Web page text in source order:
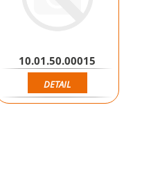
10.01.50.00015
DETAIL